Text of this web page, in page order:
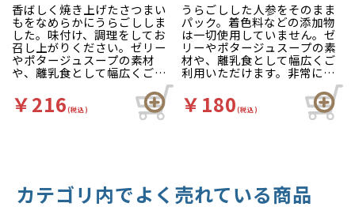
香ばしく焼き上げたさつまい
もをなめらかにうらごししま
した。味付け、調理をしてお
召し上がりください。ゼリー
やポタージュスープの素材
や、離乳食として幅広くご利
￥216(税込)
うらごしした人参をそのまま
パック。着色料などの添加物
は一切使用していません。ゼ
リーやポタージュスープの素
材や、離乳食として幅広くご
利用いただけます。非常にな
めらかに加工されていますの
で嚥下対応食などにも対応可
能です。
￥180(税込)
カテゴリ内でよく売れている商品